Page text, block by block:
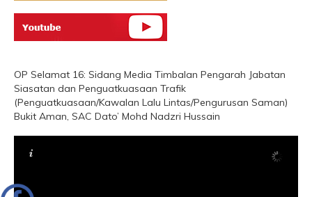
OP Selamat 16: Sidang Media Timbalan Pengarah Jabatan
Siasatan dan Penguatkuasaan Trafik
(Penguatkuasaan/Kawalan Lalu Lintas/Pengurusan Saman)
Bukit Aman, SAC Dato’ Mohd Nadzri Hussain